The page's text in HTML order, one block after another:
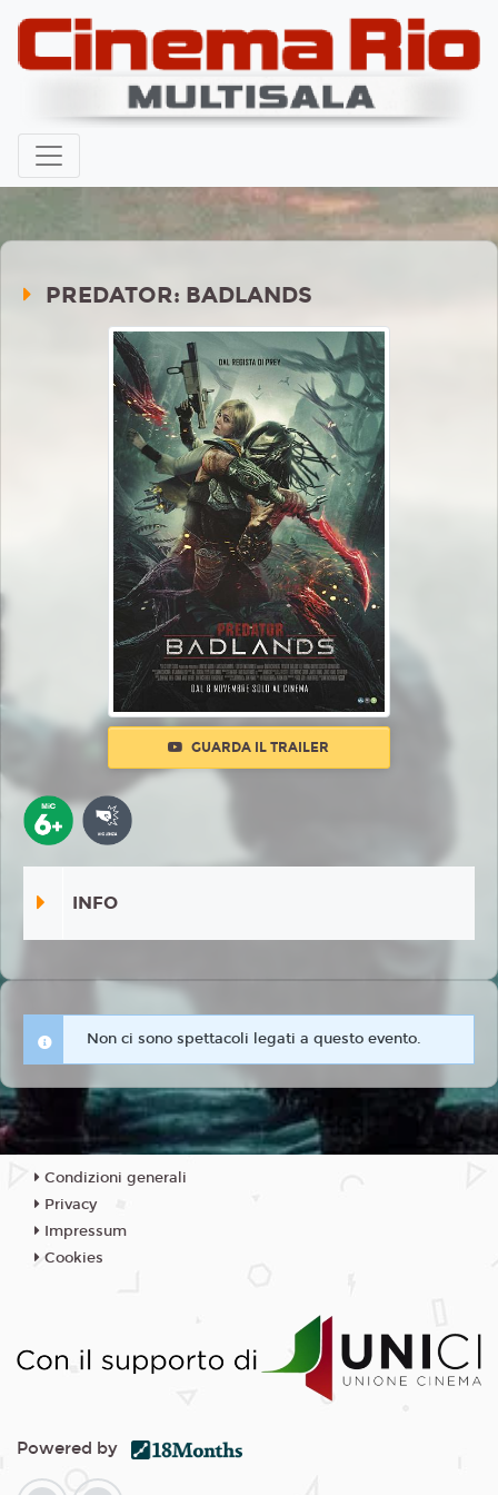
PREDATOR: BADLANDS
GUARDA IL TRAILER
INFO
Non ci sono spettacoli legati a questo evento.
Condizioni generali
Privacy
Impressum
Cookies
Powered by